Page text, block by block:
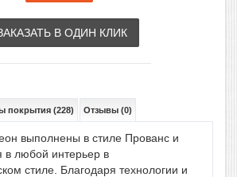
В ОДИН КЛИК
покрытия (228) Отзывы (0)
выполнены в стиле Прованс и
в любой интерьер в
стиле. Благодаря технологии и